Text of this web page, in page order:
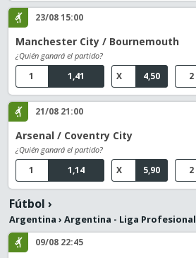
23/08 15:00
Manchester City / Bournemouth
¿Quién ganará el partido?
1,41
1 4,50
X 2
21/08 21:00
Arsenal / Coventry City
¿Quién ganará el partido?
1,14
1 5,90
X 2
Fútbol ›
Argentina › Argentina - Liga Profesional
09/08 22:45